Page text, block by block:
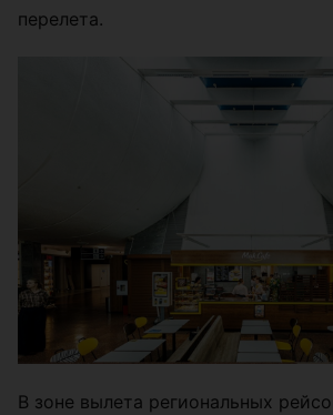
перелета.
В зоне вылета региональных